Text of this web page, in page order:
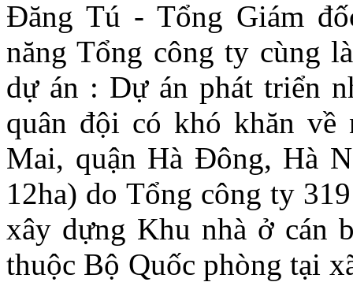
Đăng Tú - Tổng Giám
năng Tổng công ty cùng
dự án : Dự án phát triển
quân đội có khó khăn
Mai, quận Hà Đông, Hà
12ha) do Tổng công ty
xây dựng Khu nhà ở cán
thuộc Bộ Quốc phòng tại